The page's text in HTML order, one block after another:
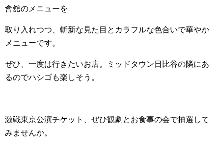
會舘のメニューを
取り入れつつ、斬新な見た目とカラフルな色合いで華やか
メニューです。
ぜひ、一度は行きたいお店。ミッドタウン日比谷の隣にあ
るのでハシゴも楽しそう。
激戦東京公演チケット、ぜひ観劇とお食事の会で抽選して
みませんか。